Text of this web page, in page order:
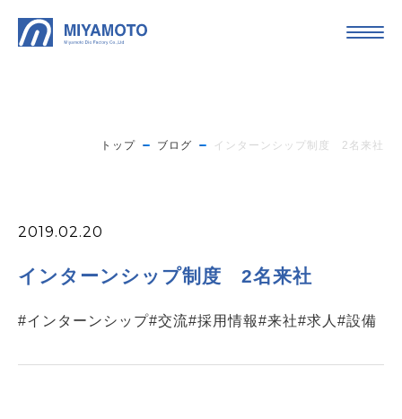
トップ ブログ インターンシップ制度 2名来社
2019.02.20
インターンシップ制度 2名来社
#インターンシップ#交流#採用情報#来社#求人 #設備